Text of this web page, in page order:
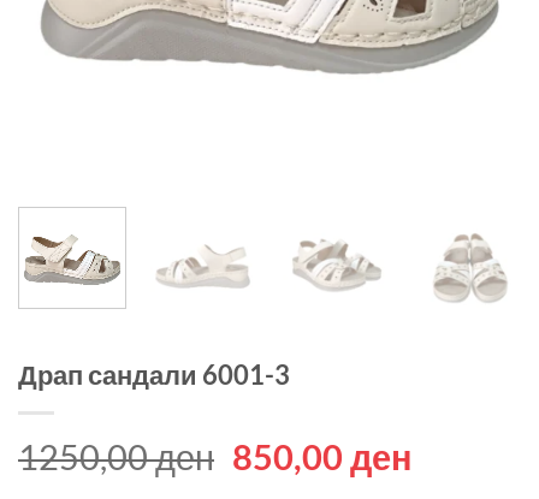
Драп сандали 6001-3
1250,00ден Original
850,00 ден